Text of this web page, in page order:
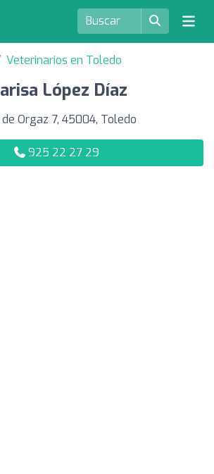
Veterinarios en Toledo
López Díaz
de Orgaz 7, 45004, Toledo
925 22 27 29